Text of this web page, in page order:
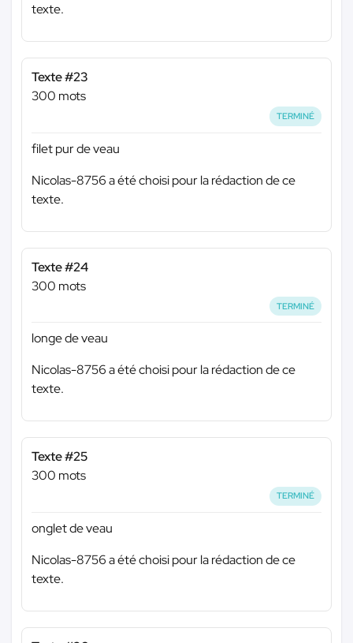
texte.
Texte #23
300 mots
TERMINÉ
filet pur de veau
Nicolas-8756 a été choisi pour la rédaction de ce
texte.
Texte #24
300 mots
TERMINÉ
longe de veau
Nicolas-8756 a été choisi pour la rédaction de ce
texte.
Texte #25
300 mots
TERMINÉ
onglet de veau
Nicolas-8756 a été choisi pour la rédaction de ce
texte.